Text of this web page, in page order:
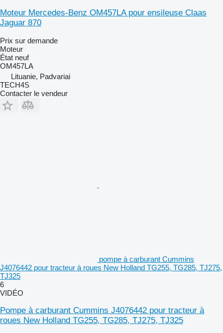
Moteur Mercedes-Benz OM457LA pour ensileuse Claas
Jaguar 870
Prix sur demande
Moteur
État neuf
OM457LA
Lituanie, Padvariai
TECH4S
Contacter le vendeur
pompe à carburant Cummins
J4076442 pour tracteur à roues New Holland TG255, TG285, TJ275,
TJ325
6
VIDÉO
Pompe à carburant Cummins J4076442 pour tracteur à
roues New Holland TG255, TG285, TJ275, TJ325